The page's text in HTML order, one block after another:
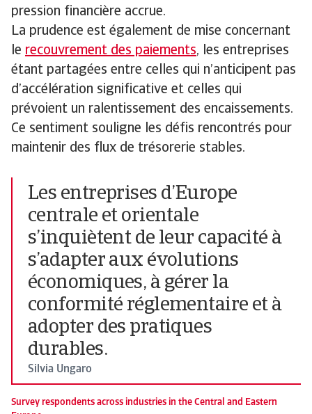
pression financière accrue.
La prudence est également de mise concernant
le recouvrement des paiements, les entreprises
étant partagées entre celles qui n’anticipent pas
d’accélération significative et celles qui
prévoient un ralentissement des encaissements.
Ce sentiment souligne les défis rencontrés pour
maintenir des flux de trésorerie stables.
Les entreprises d’Europe
centrale et orientale
s’inquiètent de leur capacité à
s’adapter aux évolutions
économiques, à gérer la
conformité réglementaire et à
adopter des pratiques
durables.
Silvia Ungaro
Survey respondents across industries in the Central and Eastern